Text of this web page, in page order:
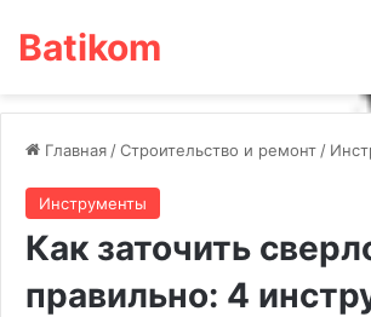
Batikom
Главная /Строительство и ремонт /
Инструменты
Как заточить
правильно: 4